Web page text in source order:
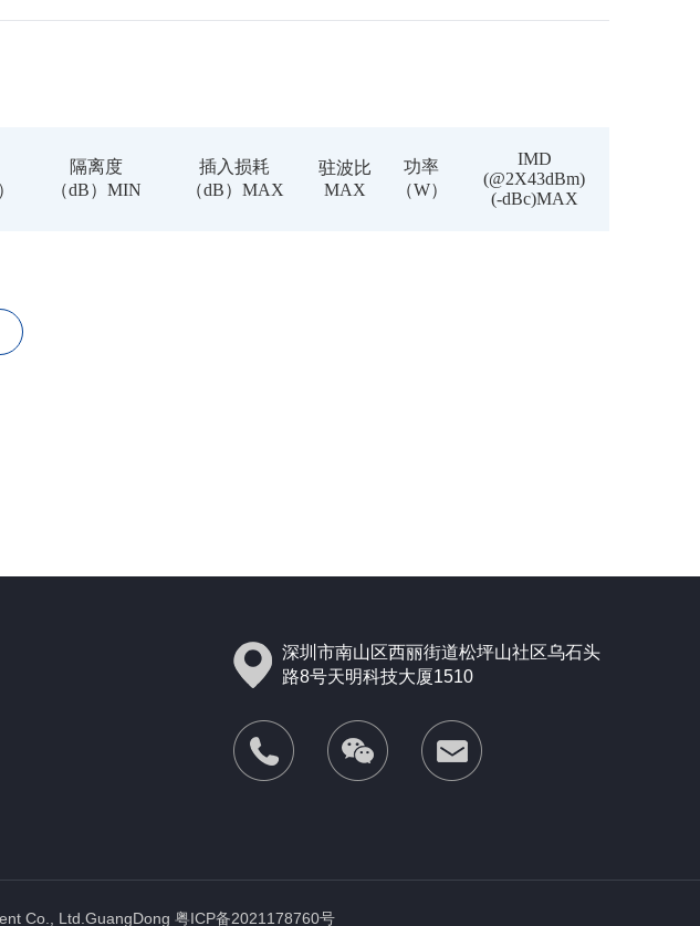
隔离度
（dB）MIN
插入损耗
（dB）MAX
驻波比
MAX
功率
（W）
IMD
(@2X43dBm)
(-dBc)MAX
深圳市南山区西丽街道松坪山社区乌石头
路8号天明科技大厦1510
Co., Ltd.GuangDong 粤ICP备2021178760号